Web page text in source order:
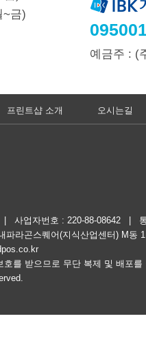
~금)
예금주 : (
프린트샵 소개 오시는길
업자번호 : 220-88-08642 | 통
파라곤스퀘어(지식산업센터) M동
를 받으므로 무단 복제 및 배포를